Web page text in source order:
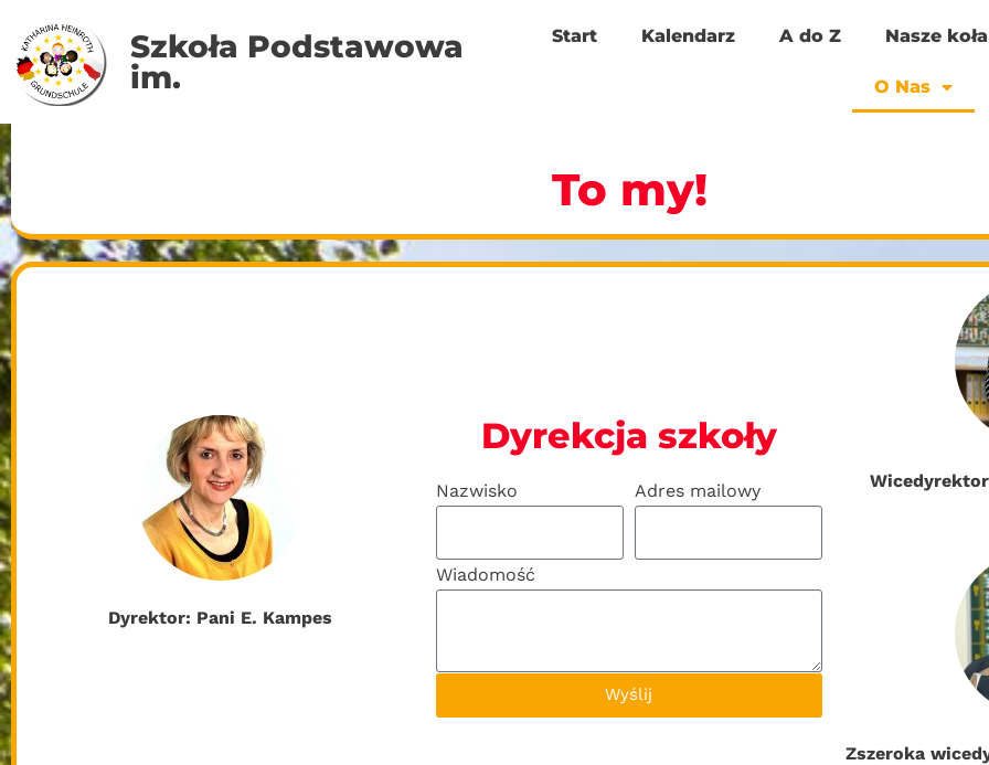
Skocz
do
Szkoła Podstawowa
im.
Start Kalendarz A do Z Nasze
O Nas
To my!
Dyrektor: Pani E. Kampes
Dyrekcja szkoły
Nazwisko Adres mailowy
Wiadomość
Wyślij
Zszeroka